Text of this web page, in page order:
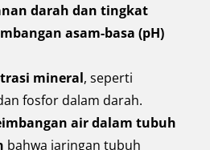
darah dan tingkat
asam-basa (pH)
mineral, seperti
fosfor dalam darah.
air dalam tubuh
bahwa jaringan tubuh